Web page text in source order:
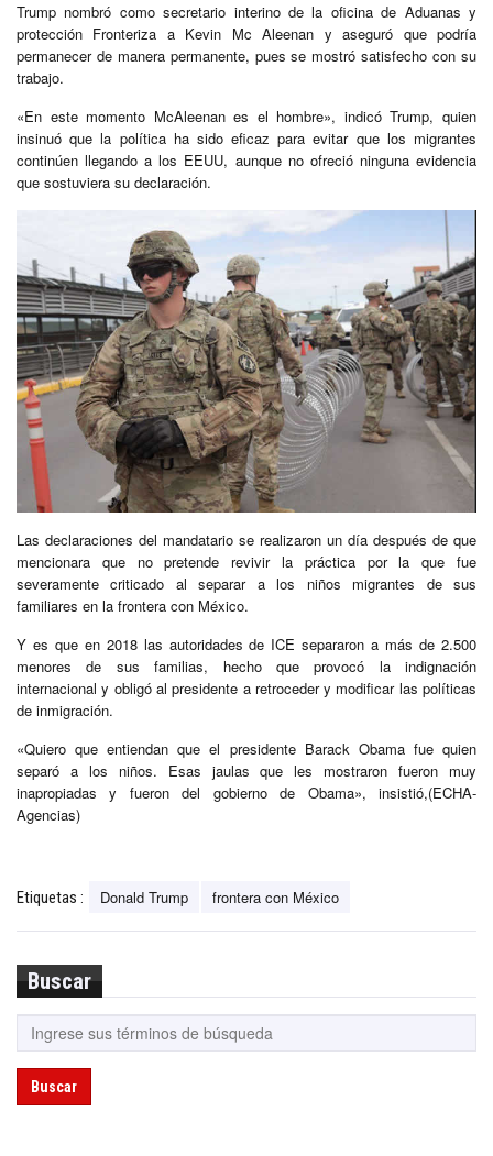
Trump nombró como secretario interino de la oficina de Aduanas y
protección Fronteriza a Kevin Mc Aleenan y aseguró que podría
permanecer de manera permanente, pues se mostró satisfecho con su
trabajo.
«En este momento McAleenan es el hombre», indicó Trump, quien
insinuó que la política ha sido eficaz para evitar que los migrantes
continúen llegando a los EEUU, aunque no ofreció ninguna evidencia
que sostuviera su declaración.
Las declaraciones del mandatario se realizaron un día después de que
mencionara que no pretende revivir la práctica por la que fue
severamente criticado al separar a los niños migrantes de sus
familiares en la frontera con México.
Y es que en 2018 las autoridades de ICE separaron a más de 2.500
menores de sus familias, hecho que provocó la indignación
internacional y obligó al presidente a retroceder y modificar las políticas
de inmigración.
«Quiero que entiendan que el presidente Barack Obama fue quien
separó a los niños. Esas jaulas que les mostraron fueron muy
inapropiadas y fueron del gobierno de Obama», insistió,(ECHA-
Agencias)
Etiquetas : Donald Trump frontera con México
Buscar
Buscar